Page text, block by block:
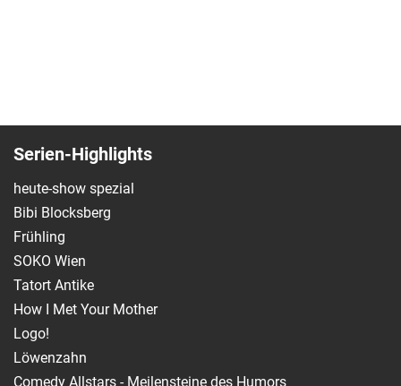
Serien-Highlights
heute-show spezial
Bibi Blocksberg
Frühling
SOKO Wien
Tatort Antike
How I Met Your Mother
Logo!
Löwenzahn
Comedy Allstars - Meilensteine des Humors